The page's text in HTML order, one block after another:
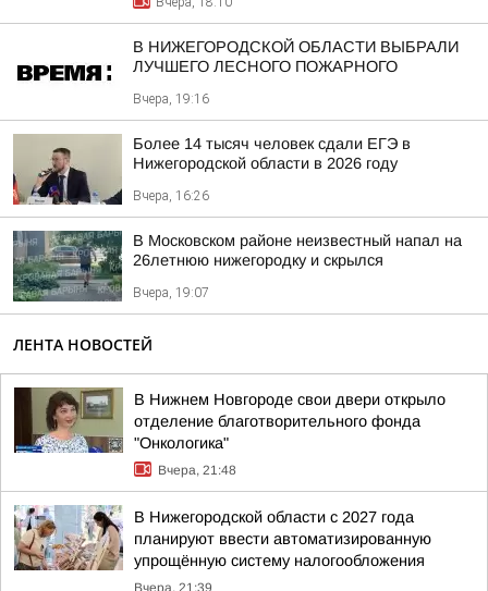
В НИЖЕГОРОДСКОЙ ОБЛАСТИ ВЫБРАЛИ
ЛУЧШЕГО ЛЕСНОГО ПОЖАРНОГО
Вчера, 19:16
Более 14 тысяч человек сдали ЕГЭ в
Нижегородской области в 2026 году
Вчера, 16:26
В Московском районе неизвестный напал на
26летнюю нижегородку и скрылся
Вчера, 19:07
ЛЕНТА НОВОСТЕЙ
В Нижнем Новгороде свои двери открыло
отделение благотворительного фонда
"Онкологика"
Вчера, 21:48
В Нижегородской области с 2027 года
планируют ввести автоматизированную
упрощённую систему налогообложения
Вчера, 21:39